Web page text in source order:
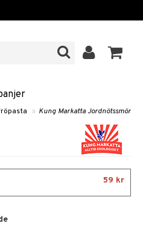
» Kung Markatta Jordnötssmör
59 kr